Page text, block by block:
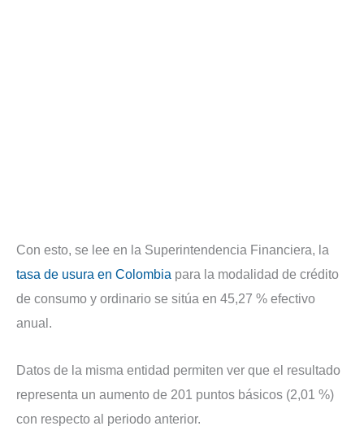
Con esto, se lee en la Superintendencia Financiera, la
tasa de usura en Colombia para la modalidad de crédito
de consumo y ordinario se sitúa en 45,27 % efectivo
anual.
Datos de la misma entidad permiten ver que el resultado
representa un aumento de 201 puntos básicos (2,01 %)
con respecto al periodo anterior.